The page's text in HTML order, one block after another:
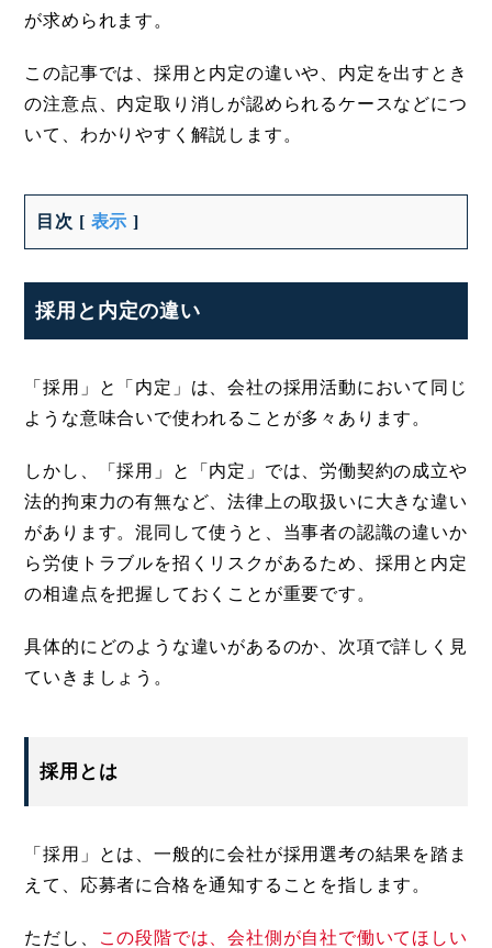
が求められます。
この記事では、採用と内定の違いや、内定を出すとき
の注意点、内定取り消しが認められるケースなどにつ
いて、わかりやすく解説します。
目次 [ 表示 ]
採用と内定の違い
「採用」と「内定」は、会社の採用活動において同じ
ような意味合いで使われることが多々あります。
しかし、「採用」と「内定」では、労働契約の成立や
法的拘束力の有無など、法律上の取扱いに大きな違い
があります。混同して使うと、当事者の認識の違いか
ら労使トラブルを招くリスクがあるため、採用と内定
の相違点を把握しておくことが重要です。
具体的にどのような違いがあるのか、次項で詳しく見
ていきましょう。
採用とは
「採用」とは、一般的に会社が採用選考の結果を踏ま
えて、応募者に合格を通知することを指します。
ただし、
この段階では、会社側が自社で働いてほしい